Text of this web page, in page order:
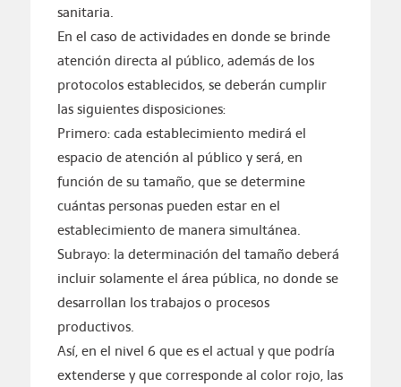
sanitaria.
En el caso de actividades en donde se brinde
atención directa al público, además de los
protocolos establecidos, se deberán cumplir
las siguientes disposiciones:
Primero: cada establecimiento medirá el
espacio de atención al público y será, en
función de su tamaño, que se determine
cuántas personas pueden estar en el
establecimiento de manera simultánea.
Subrayo: la determinación del tamaño deberá
incluir solamente el área pública, no donde se
desarrollan los trabajos o procesos
productivos.
Así, en el nivel 6 que es el actual y que podría
extenderse y que corresponde al color rojo, las